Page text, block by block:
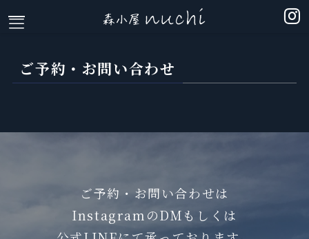
宿泊
お知らせ
ご予約・お問い合わせ
ご予約・お問い合わせ
ご予約・お問い合わせは
InstagramのDMもしくは